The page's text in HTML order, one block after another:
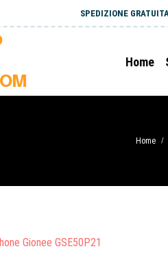
SPEDIZIONE
Home
Home /